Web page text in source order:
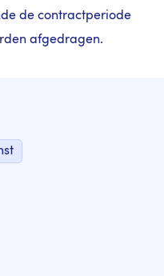
de contractperiode
afgedragen.